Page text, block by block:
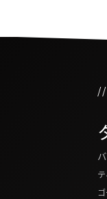
//
テ